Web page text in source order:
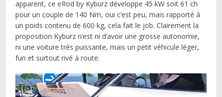
apparent, ce eRod by Kyburz développe 45 kW soit 61 ch
pour un couple de 140 Nm, oui c’est peu, mais rapporté à
un poids contenu de 600 kg, cela fait le job. Clairement la
proposition Kyburz n’est ni d’avoir une grosse autonomie,
ni une voiture très puissante, mais un petit véhicule léger,
fun et surtout rivé à route.